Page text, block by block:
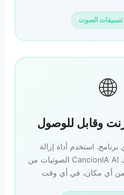
تنسيقات الصوت
🌐
وقابل للوصول
برنامج. استخدم أداة إزالة
الصوتيات من CancionIA AI مباشرة في متصفحك